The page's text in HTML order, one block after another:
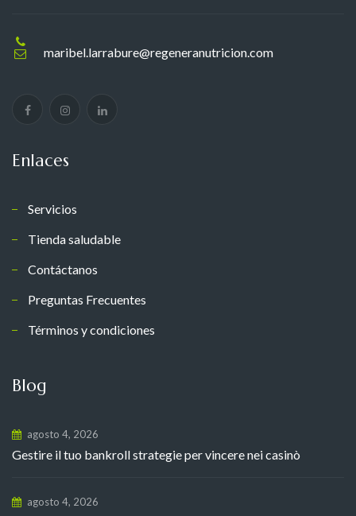
maribel.larrabure@regeneranutricion.com
Enlaces
Servicios
Tienda saludable
Contáctanos
Preguntas Frecuentes
Términos y condiciones
Blog
agosto 4, 2026
Gestire il tuo bankroll strategie per vincere nei casinò
agosto 4, 2026